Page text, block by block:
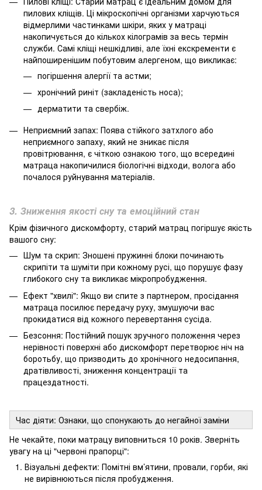
пилових кліщів. Ці мікроскопічні організми харчуються
відмерлими частинками шкіри, яких у матраці
накопичується до кількох кілограмів за весь термін
служби. Самі кліщі нешкідливі, але їхні екскременти є
найпоширенішим побутовим алергеном, що викликає:
погіршення алергії та астми;
хронічний риніт (закладеність носа);
дерматити та свербіж.
Неприємний запах: Поява стійкого затхлого або
неприємного запаху, який не зникає після
провітрювання, є чіткою ознакою того, що всередині
матраца накопичилися біологічні відходи, волога або
почалося руйнування матеріалів.
3. Зниження якості сну та емоційний стан
Крім фізичного дискомфорту, старий матрац погіршує якість
вашого сну:
Шум та скрип: Зношені пружинні блоки починають
скрипіти та шуміти при кожному русі, що порушує фазу
глибокого сну та викликає мікропробудження.
Ефект "хвилі": Якщо ви спите з партнером, просідання
матраца посилює передачу руху, змушуючи вас
прокидатися від кожного перевертання сусіда.
Безсоння: Постійний пошук зручного положення через
нерівності поверхні або дискомфорт перетворює ніч на
боротьбу, що призводить до хронічного недосипання,
дратівливості, зниження концентрації та
працездатності.
Час діяти: Ознаки, що спонукають до негайної заміни
Не чекайте, поки матрацу виповниться 10 років. Зверніть
увагу на ці "червоні прапорці":
Візуальні дефекти: Помітні вм’ятини, провали, горби, які
не вирівнюються після пробудження.